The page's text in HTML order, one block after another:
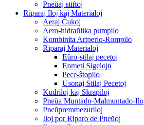
Pneŭaj stiftoj
Riparaj Iloj kaj Materialoj
Aeraj Ĉukoj
Aero-hidraŭlika pumpilo
Kombinita Artperlo-Rompilo
Riparaj Materialoj
Eŭro-stilaj pecetoj
Enmeti Sigelojn
Pece-ŝtopilo
Usonaj Stilaj Pecetoj
Kudriloj kaj Skrapiloj
Pneŭa Muntado-Malmuntado-Ilo
Pneŭpremmezuriloj
Iloj por Riparo de Pneŭoj